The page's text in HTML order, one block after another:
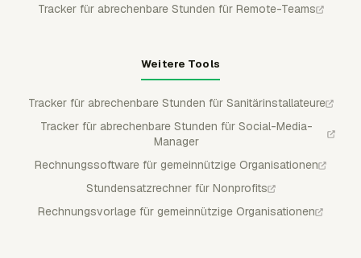
Tracker für abrechenbare Stunden für Remote-Teams
Weitere Tools
Tracker für abrechenbare Stunden für Sanitärinstallateure
Tracker für abrechenbare Stunden für Social-Media-
Manager
Rechnungssoftware für gemeinnützige Organisationen
Stundensatzrechner für Nonprofits
Rechnungsvorlage für gemeinnützige Organisationen